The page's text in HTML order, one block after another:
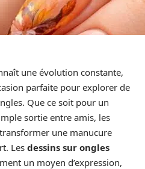
une évolution constante,
parfaite pour explorer de
Que ce soit pour un
sortie entre amis, les
une manucure
Les dessins sur ongles
un moyen d’expression,